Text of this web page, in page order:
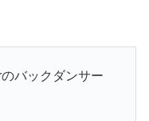
バックダンサー